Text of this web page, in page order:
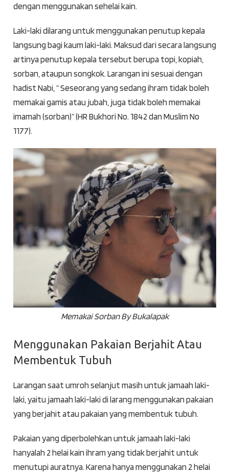
dengan menggunakan sehelai kain.
Laki-laki dilarang untuk menggunakan penutup kepala
langsung bagi kaum laki-laki. Maksud dari secara langsung
artinya penutup kepala tersebut berupa topi, kopiah,
sorban, ataupun songkok. Larangan ini sesuai dengan
hadist Nabi, “ Seseorang yang sedang ihram tidak boleh
memakai gamis atau jubah, juga tidak boleh memakai
imamah (sorban)” (HR Bukhori No. 1842 dan Muslim No
1177).
Memakai Sorban By Bukalapak
Menggunakan Pakaian Berjahit Atau
Membentuk Tubuh
Larangan saat umroh selanjut masih untuk jamaah laki-
laki, yaitu jamaah laki-laki di larang menggunakan pakaian
yang berjahit atau pakaian yang membentuk tubuh.
Pakaian yang diperbolehkan untuk jamaah laki-laki
hanyalah 2 helai kain ihram yang tidak berjahit untuk
menutupi auratnya. Karena hanya menggunakan 2 helai